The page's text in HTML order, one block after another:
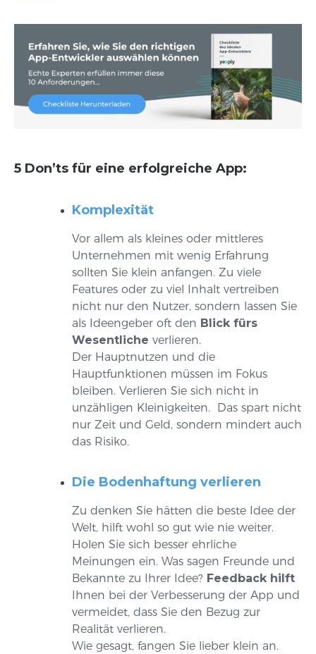
5 Don’ts für eine erfolgreiche App:
Komplexität
Vor allem als kleines oder mittleres
Unternehmen mit wenig Erfahrung
sollten Sie klein anfangen. Zu viele
Features oder zu viel Inhalt vertreiben
nicht nur den Nutzer, sondern lassen Sie
als Ideengeber oft den Blick fürs
Wesentliche verlieren.
Der Hauptnutzen und die
Hauptfunktionen müssen im Fokus
bleiben. Verlieren Sie sich nicht in
unzähligen Kleinigkeiten. Das spart nicht
nur Zeit und Geld, sondern mindert auch
das Risiko.
Die Bodenhaftung verlieren
Zu denken Sie hätten die beste Idee der
Welt, hilft wohl so gut wie nie weiter.
Holen Sie sich besser ehrliche
Meinungen ein. Was sagen Freunde und
Bekannte zu Ihrer Idee? Feedback hilft
Ihnen bei der Verbesserung der App und
vermeidet, dass Sie den Bezug zur
Realität verlieren.
Wie gesagt, fangen Sie lieber klein an.